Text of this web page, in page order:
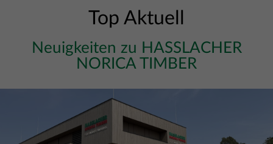
Top Aktuell
Neuigkeiten zu HASSLACHER
NORICA TIMBER